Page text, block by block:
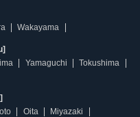
Wakayama
Yamaguchi
Tokushima
Oita
Miyazaki